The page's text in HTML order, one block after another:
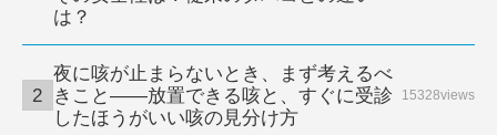
は？
夜に咳が止まらないとき、まず考えるべ
きこと――放置できる咳と、すぐに受診
したほうがいい咳の見分け方
15328views